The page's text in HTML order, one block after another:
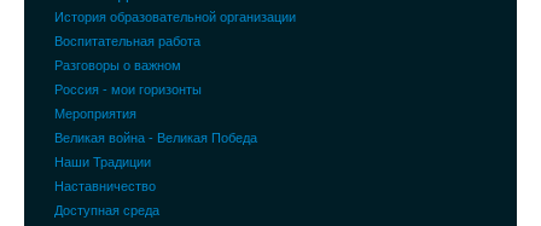
История образовательной организации
Воспитательная работа
Разговоры о важном
Россия - мои горизонты
Мероприятия
Великая война - Великая Победа
Наши Традиции
Наставничество
Доступная среда